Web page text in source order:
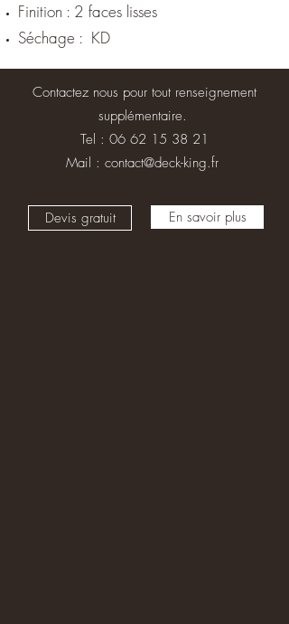
Finition : 2 faces lisses
Séchage : KD
Contactez nous pour tout renseignement
supplémentaire.
Tel : 06 62 15 38 21
Mail : contact@deck-king.fr
Devis gratuit En savoir plus